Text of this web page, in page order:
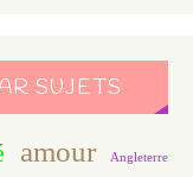
SUJETS
amour Angleterre